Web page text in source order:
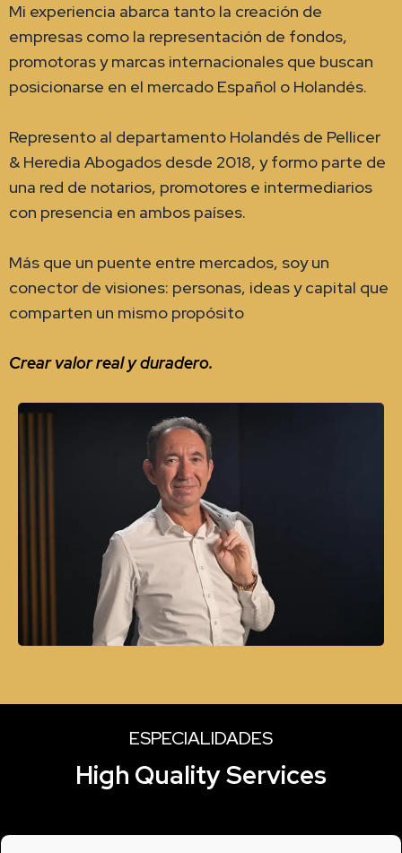
Mi experiencia abarca tanto la creación de
empresas como la representación de fondos,
promotoras y marcas internacionales que buscan
posicionarse en el mercado Español o Holandés.
Represento al departamento Holandés de Pellicer
& Heredia Abogados desde 2018, y formo parte de
una red de notarios, promotores e intermediarios
con presencia en ambos países.
Más que un puente entre mercados, soy un
conector de visiones: personas, ideas y capital que
comparten un mismo propósito
Crear valor real y duradero.
ESPECIALIDADES
High Quality Services